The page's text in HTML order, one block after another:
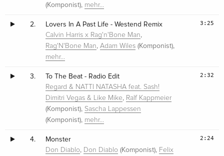
(Komponist), mehr…
2. Lovers In A Past Life - Westend Remix
Calvin Harris x Rag'n'Bone Man,
Rag'N'Bone Man,Adam Wiles (Komponist),
mehr…
3:25
3. To The Beat - Radio Edit
Regard & NATTI NATASHA feat. Sash!
Dimitri Vegas & Like Mike, Ralf Kappmeier
(Komponist), Sascha Lappessen
(Komponist), mehr…
2:32
4. Monster
Don Diablo, Don Diablo (Komponist), Felix
2:24